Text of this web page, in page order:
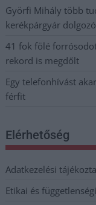
Györfi Mihály több
kerékpárgyár
41 fok fölé
rekord is megdőlt
Egy telefonhívást
férfit
Elérhetőség
Adatkezelési
Etikai és